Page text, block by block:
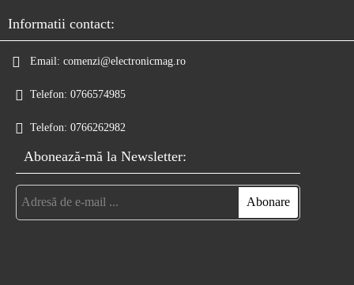
Informatii contact:
Email: comenzi@electronicmag.ro
Telefon: 0766574985
Telefon: 0766262982
Abonează-mă la Newsletter: